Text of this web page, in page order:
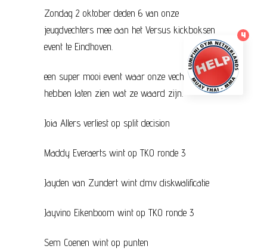
Zondag 2 oktober deden 6 van onze
jeugdvechters mee aan het Versus kickboksen
event te Eindhoven.
een super mooi event waar onze vechters
hebben laten zien wat ze waard zijn.
Joia Allers verliest op split decision
Maddy Everaerts wint op TKO ronde 3
Jayden van Zundert wint dmv diskwalificatie
Jayvino Eikenboom wint op TKO ronde 3
Sem Coenen wint op punten
4